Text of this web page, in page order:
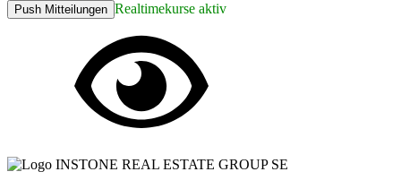
Push Mitteilungen Realtimekurse aktiv